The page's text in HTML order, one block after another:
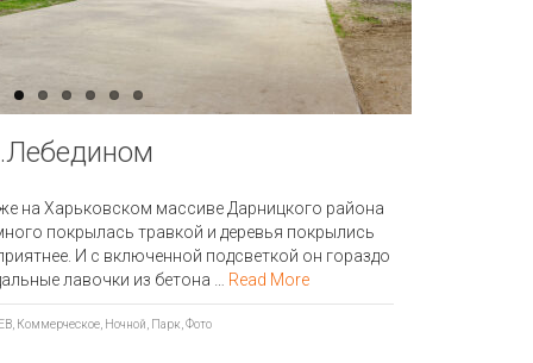
на Харьковском массиве Дарницкого района
покрылась травкой и деревья покрылись
И с включенной подсветкой он гораздо
лавочки из бетона … Read More
Коммерческое Ночной Парк Фото